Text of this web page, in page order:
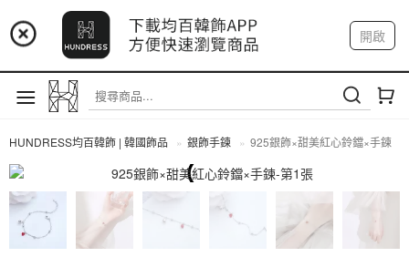
📢 市集預告：9/4-9/6 淡水捷運站
📢 市集預告：9/12-9/13 八里海巡基地
📢 市集預告：8/22-8/23 桃園青埔置地廣場
開啟
註冊 我的帳戶
HUNDRESS均百韓飾 | 韓國飾品 銀飾手鍊 925銀飾×甜美紅心鈴鐺×手鍊
全部商品